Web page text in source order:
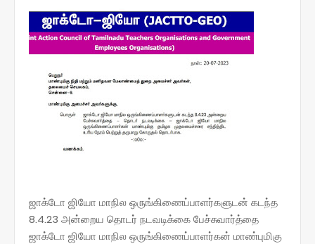
ஜாக்டோ ஜியோ மாநில ஒருங்கிணைப்பாளர்களுடன் கடந்த
8.4.23 அன்றைய தொடர் நடவடிக்கை பேச்சுவார்த்தை
ஜாக்டோ ஜியோ மாநில ஒருங்கிணைப்பாளர்கன் மாண்புமிகு